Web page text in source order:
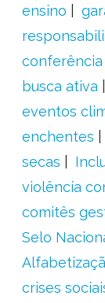
ensino
conferência
busca ativa
eventos
enchentes
secas
violência
comitês
Selo
crises